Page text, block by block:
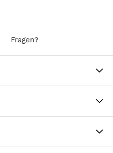
Fragen?